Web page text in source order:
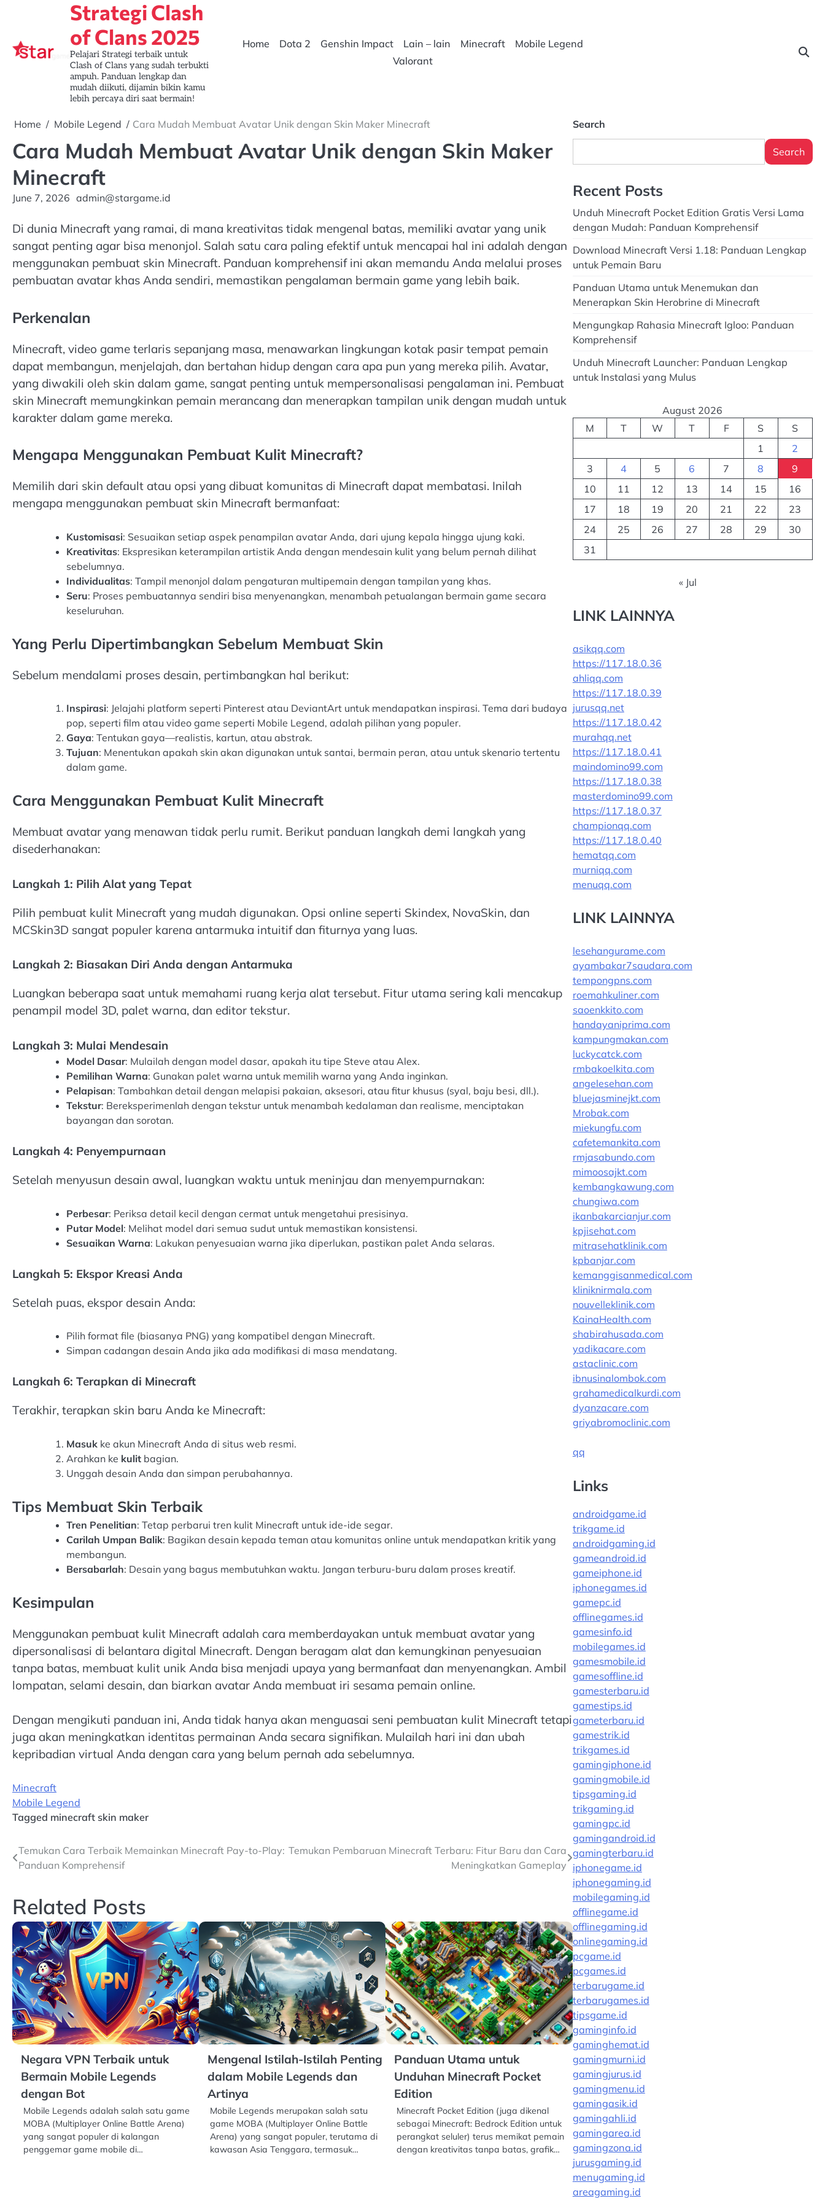
Strategi Clash
of Clans 2025
Pelajari Strategi terbaik untuk
Clash of Clans yang sudah terbukti
ampuh. Panduan lengkap dan
mudah diikuti, dijamin bikin kamu
lebih percaya diri saat bermain!
Home Dota 2 Genshin Impact Lain – lain Minecraft
Mobile Legend
Valorant
Home Mobile Legend Cara Mudah Membuat Avatar Unik dengan Skin Maker Minecraft
Cara Mudah Membuat Avatar Unik dengan Skin Maker
Minecraft
June 7, 2026 admin@stargame.id
Di dunia Minecraft yang ramai, di mana kreativitas tidak mengenal batas, memiliki avatar yang unik
sangat penting agar bisa menonjol. Salah satu cara paling efektif untuk mencapai hal ini adalah dengan
menggunakan pembuat skin Minecraft. Panduan komprehensif ini akan memandu Anda melalui proses
pembuatan avatar khas Anda sendiri, memastikan pengalaman bermain game yang lebih baik.
Perkenalan
Minecraft, video game terlaris sepanjang masa, menawarkan lingkungan kotak pasir tempat pemain
dapat membangun, menjelajah, dan bertahan hidup dengan cara apa pun yang mereka pilih. Avatar,
yang diwakili oleh skin dalam game, sangat penting untuk mempersonalisasi pengalaman ini. Pembuat
skin Minecraft memungkinkan pemain merancang dan menerapkan tampilan unik dengan mudah untuk
karakter dalam game mereka.
Mengapa Menggunakan Pembuat Kulit Minecraft?
Memilih dari skin default atau opsi yang dibuat komunitas di Minecraft dapat membatasi. Inilah
mengapa menggunakan pembuat skin Minecraft bermanfaat:
Kustomisasi: Sesuaikan setiap aspek penampilan avatar Anda, dari ujung kepala hingga ujung kaki.
Kreativitas: Ekspresikan keterampilan artistik Anda dengan mendesain kulit yang belum pernah dilihat
sebelumnya.
Individualitas: Tampil menonjol dalam pengaturan multipemain dengan tampilan yang khas.
Seru: Proses pembuatannya sendiri bisa menyenangkan, menambah petualangan bermain game secara
keseluruhan.
Yang Perlu Dipertimbangkan Sebelum Membuat Skin
Sebelum mendalami proses desain, pertimbangkan hal berikut:
Inspirasi: Jelajahi platform seperti Pinterest atau DeviantArt untuk mendapatkan inspirasi. Tema dari budaya
pop, seperti film atau video game seperti Mobile Legend, adalah pilihan yang populer.
Gaya: Tentukan gaya—realistis, kartun, atau abstrak.
Tujuan: Menentukan apakah skin akan digunakan untuk santai, bermain peran, atau untuk skenario tertentu
dalam game.
Cara Menggunakan Pembuat Kulit Minecraft
Membuat avatar yang menawan tidak perlu rumit. Berikut panduan langkah demi langkah yang
disederhanakan:
Langkah 1: Pilih Alat yang Tepat
Pilih pembuat kulit Minecraft yang mudah digunakan. Opsi online seperti Skindex, NovaSkin, dan
MCSkin3D sangat populer karena antarmuka intuitif dan fiturnya yang luas.
Langkah 2: Biasakan Diri Anda dengan Antarmuka
Luangkan beberapa saat untuk memahami ruang kerja alat tersebut. Fitur utama sering kali mencakup
penampil model 3D, palet warna, dan editor tekstur.
Langkah 3: Mulai Mendesain
Model Dasar: Mulailah dengan model dasar, apakah itu tipe Steve atau Alex.
Pemilihan Warna: Gunakan palet warna untuk memilih warna yang Anda inginkan.
Pelapisan: Tambahkan detail dengan melapisi pakaian, aksesori, atau fitur khusus (syal, baju besi, dll.).
Tekstur: Bereksperimenlah dengan tekstur untuk menambah kedalaman dan realisme, menciptakan
bayangan dan sorotan.
Langkah 4: Penyempurnaan
Setelah menyusun desain awal, luangkan waktu untuk meninjau dan menyempurnakan:
Perbesar: Periksa detail kecil dengan cermat untuk mengetahui presisinya.
Putar Model: Melihat model dari semua sudut untuk memastikan konsistensi.
Sesuaikan Warna: Lakukan penyesuaian warna jika diperlukan, pastikan palet Anda selaras.
Langkah 5: Ekspor Kreasi Anda
Setelah puas, ekspor desain Anda:
Pilih format file (biasanya PNG) yang kompatibel dengan Minecraft.
Simpan cadangan desain Anda jika ada modifikasi di masa mendatang.
Langkah 6: Terapkan di Minecraft
Terakhir, terapkan skin baru Anda ke Minecraft:
Masuk ke akun Minecraft Anda di situs web resmi.
Arahkan ke kulit bagian.
Unggah desain Anda dan simpan perubahannya.
Tips Membuat Skin Terbaik
Tren Penelitian: Tetap perbarui tren kulit Minecraft untuk ide-ide segar.
Carilah Umpan Balik: Bagikan desain kepada teman atau komunitas online untuk mendapatkan kritik yang
membangun.
Bersabarlah: Desain yang bagus membutuhkan waktu. Jangan terburu-buru dalam proses kreatif.
Kesimpulan
Menggunakan pembuat kulit Minecraft adalah cara memberdayakan untuk membuat avatar yang
dipersonalisasi di belantara digital Minecraft. Dengan beragam alat dan kemungkinan penyesuaian
tanpa batas, membuat kulit unik Anda bisa menjadi upaya yang bermanfaat dan menyenangkan. Ambil
lompatan, selami desain, dan biarkan avatar Anda membuat iri sesama pemain online.
Dengan mengikuti panduan ini, Anda tidak hanya akan menguasai seni pembuatan kulit Minecraft tetapi
juga akan meningkatkan identitas permainan Anda secara signifikan. Mulailah hari ini dan ubah
kepribadian virtual Anda dengan cara yang belum pernah ada sebelumnya.
Minecraft
Mobile Legend
Tagged minecraft skin maker
Post
navigation
Temukan Cara Terbaik Memainkan Minecraft Pay-to-Play:
Panduan Komprehensif
Temukan Pembaruan Minecraft Terbaru: Fitur Baru dan Cara
Meningkatkan Gameplay
Related Posts
Negara VPN Terbaik untuk
Bermain Mobile Legends
dengan Bot
Mobile Legends adalah salah satu game
MOBA (Multiplayer Online Battle Arena)
yang sangat populer di kalangan
penggemar game mobile di…
Mengenal Istilah-Istilah Penting
dalam Mobile Legends dan
Artinya
Mobile Legends merupakan salah satu
game MOBA (Multiplayer Online Battle
Arena) yang sangat populer, terutama di
kawasan Asia Tenggara, termasuk…
Panduan Utama untuk
Unduhan Minecraft Pocket
Edition
Minecraft Pocket Edition (juga dikenal
sebagai Minecraft: Bedrock Edition untuk
perangkat seluler) terus memikat pemain
dengan kreativitas tanpa batas, grafik…
Search
Search
Recent Posts
Unduh Minecraft Pocket Edition Gratis Versi Lama
dengan Mudah: Panduan Komprehensif
Download Minecraft Versi 1.18: Panduan Lengkap
untuk Pemain Baru
Panduan Utama untuk Menemukan dan
Menerapkan Skin Herobrine di Minecraft
Mengungkap Rahasia Minecraft Igloo: Panduan
Komprehensif
Unduh Minecraft Launcher: Panduan Lengkap
untuk Instalasi yang Mulus
August 2026
M
T W T F S
S
1
2
3
4 5 6 7 8
9
10
11 12 13 14 15
16
17
18 19 20 21 22
23
24
25 26 27 28 29
30
31
« Jul
LINK LAINNYA
asikqq.com
https://117.18.0.36
ahliqq.com
https://117.18.0.39
jurusqq.net
https://117.18.0.42
murahqq.net
https://117.18.0.41
maindomino99.com
https://117.18.0.38
masterdomino99.com
https://117.18.0.37
championqq.com
https://117.18.0.40
hematqq.com
murniqq.com
menuqq.com
LINK LAINNYA
lesehangurame.com
ayambakar7saudara.com
tempongpns.com
roemahkuliner.com
saoenkkito.com
handayaniprima.com
kampungmakan.com
luckycatck.com
rmbakoelkita.com
angelesehan.com
bluejasminejkt.com
Mrobak.com
miekungfu.com
cafetemankita.com
rmjasabundo.com
mimoosajkt.com
kembangkawung.com
chungiwa.com
ikanbakarcianjur.com
kpjisehat.com
mitrasehatklinik.com
kpbanjar.com
kemanggisanmedical.com
kliniknirmala.com
nouvelleklinik.com
KainaHealth.com
shabirahusada.com
yadikacare.com
astaclinic.com
ibnusinalombok.com
grahamedicalkurdi.com
dyanzacare.com
griyabromoclinic.com
qq
Links
androidgame.id
trikgame.id
androidgaming.id
gameandroid.id
gameiphone.id
iphonegames.id
gamepc.id
offlinegames.id
gamesinfo.id
mobilegames.id
gamesmobile.id
gamesoffline.id
gamesterbaru.id
gamestips.id
gameterbaru.id
gamestrik.id
trikgames.id
gamingiphone.id
gamingmobile.id
tipsgaming.id
trikgaming.id
gamingpc.id
gamingandroid.id
gamingterbaru.id
iphonegame.id
iphonegaming.id
mobilegaming.id
offlinegame.id
offlinegaming.id
onlinegaming.id
pcgame.id
pcgames.id
terbarugame.id
terbarugames.id
tipsgame.id
gaminginfo.id
gaminghemat.id
gamingmurni.id
gamingjurus.id
gamingmenu.id
gamingasik.id
gamingahli.id
gamingarea.id
gamingzona.id
jurusgaming.id
menugaming.id
areagaming.id